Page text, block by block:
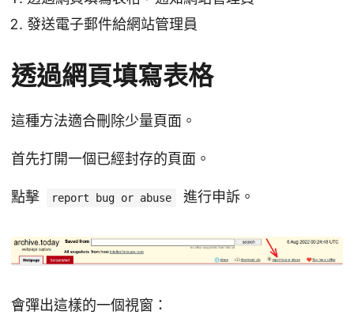
發送電子郵件給網站管理員
透過網頁填寫表格
這種方法適合刪除少量頁面。
首先打開一個已經封存的頁面。
點擊 report bug or abuse 進行申訴。
會彈出這樣的一個視窗：